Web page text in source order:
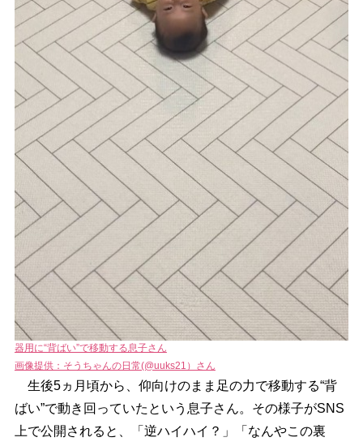
器用に“背ばい”で移動する息子さん
画像提供：そうちゃんの日常(@uuks21）さん
生後5ヵ月頃から、仰向けのまま足の力で移動する“背
ばい”で動き回っていたという息子さん。その様子がSNS
上で公開されると、「逆ハイハイ？」「なんやこの裏